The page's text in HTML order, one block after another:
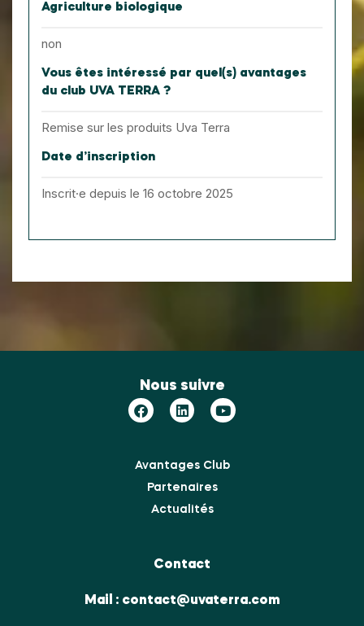
Agriculture biologique
non
Vous êtes intéressé par quel(s) avantages
du club UVA TERRA ?
Remise sur les produits Uva Terra
Date d’inscription
Inscrit·e depuis le 16 octobre 2025
Nous suivre
Avantages Club
Partenaires
Actualités
Contact
Mail : contact@uvaterra.com